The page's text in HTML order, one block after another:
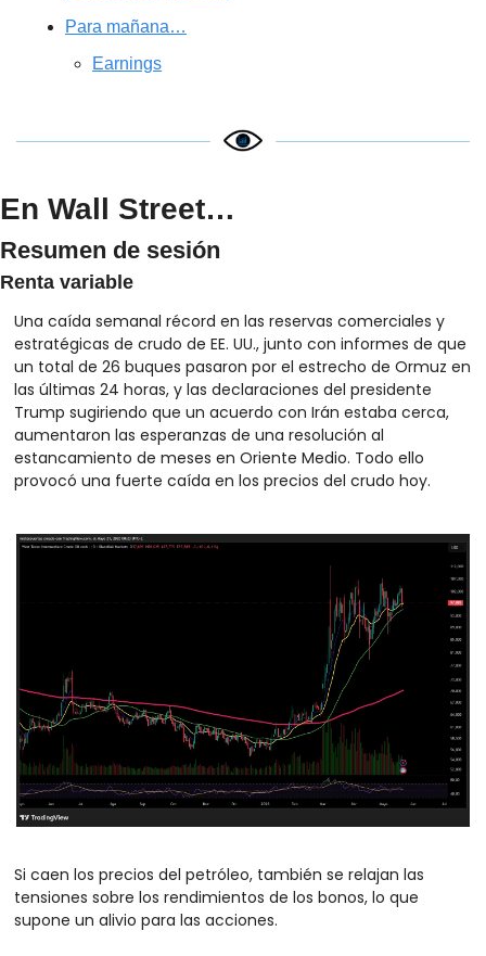
Para mañana…
Earnings
En Wall Street…
Resumen de sesión
Renta variable
Una caída semanal récord en las reservas comerciales y
estratégicas de crudo de EE. UU., junto con informes de que
un total de 26 buques pasaron por el estrecho de Ormuz en
las últimas 24 horas, y las declaraciones del presidente
Trump sugiriendo que un acuerdo con Irán estaba cerca,
aumentaron las esperanzas de una resolución al
estancamiento de meses en Oriente Medio. Todo ello
provocó una fuerte caída en los precios del crudo hoy.
Si caen los precios del petróleo, también se relajan las
tensiones sobre los rendimientos de los bonos, lo que
supone un alivio para las acciones.